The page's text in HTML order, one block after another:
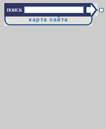
поиск
карта сайта